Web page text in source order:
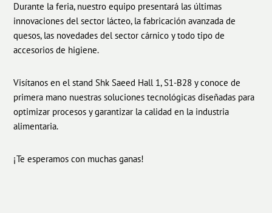
Durante la feria, nuestro equipo presentará las últimas
innovaciones del sector lácteo, la fabricación avanzada de
quesos, las novedades del sector cárnico y todo tipo de
accesorios de higiene.
Visítanos en el stand Shk Saeed Hall 1, S1-B28 y conoce de
primera mano nuestras soluciones tecnológicas diseñadas para
optimizar procesos y garantizar la calidad en la industria
alimentaria.
¡Te esperamos con muchas ganas!